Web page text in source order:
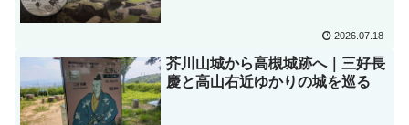
2026.07.18
芥川山城から高槻城跡へ｜三好長
慶と高山右近ゆかりの城を巡る